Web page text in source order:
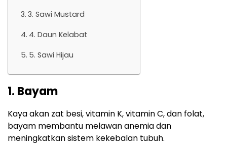
3. Sawi Mustard
4. Daun Kelabat
5. Sawi Hijau
1. Bayam
Kaya akan zat besi, vitamin K, vitamin C, dan folat,
bayam membantu melawan anemia dan
meningkatkan sistem kekebalan tubuh.